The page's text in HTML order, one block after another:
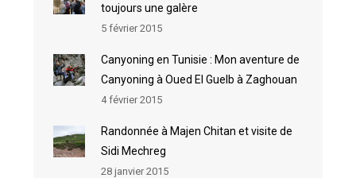
toujours une galère
5 février 2015
Canyoning en Tunisie : Mon aventure de
Canyoning à Oued El Guelb à Zaghouan
4 février 2015
Randonnée à Majen Chitan et visite de
Sidi Mechreg
28 janvier 2015